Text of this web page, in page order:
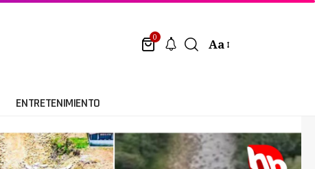
0 Aa
ENTRETENIMIENTO